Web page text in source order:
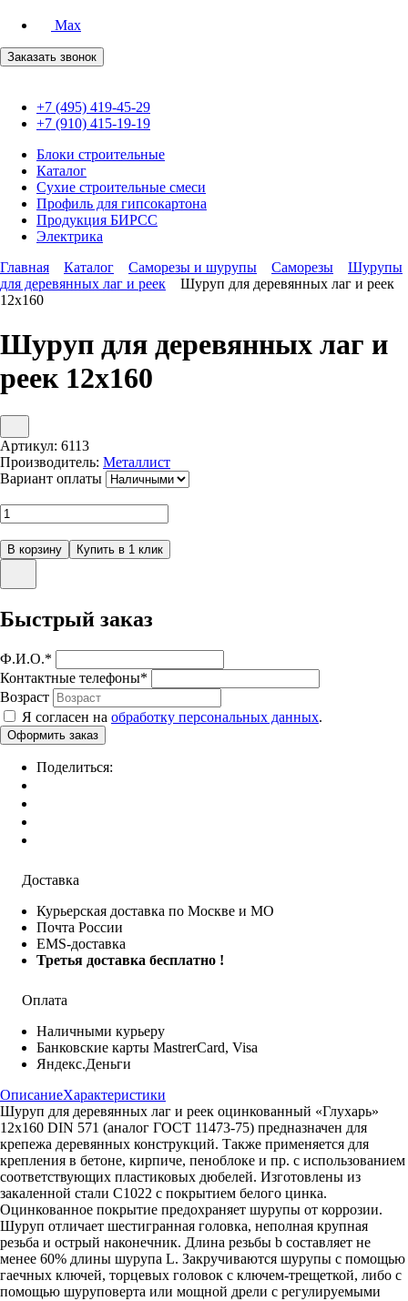
Max
Заказать звонок
+7 (495) 419-45-29
+7 (910) 415-19-19
Блоки строительные
Каталог
Сухие строительные смеси
Профиль для гипсокартона
Продукция БИРСС
Электрика
Главная
Каталог Саморезы и шурупы Саморезы
Шурупы
для деревянных лаг и реек
Шуруп для деревянных лаг и реек
12х160
Шуруп для деревянных лаг и
реек 12х160
Артикул: 6113
Производитель: Металлист
Вариант оплаты
Быстрый заказ
Ф.И.О.*
Контактные телефоны*
Возраст
Я согласен на обработку персональных данных.
Поделиться:
Доставка
Курьерская доставка по Москве и МО
Почта России
EMS-доставка
Третья доставка бесплатно !
Оплата
Наличными курьеру
Банковские карты MastrerCard, Visa
Яндекс.Деньги
ОписаниеХарактеристики
Шуруп для деревянных лаг и реек оцинкованный «Глухарь»
12х160 DIN 571 (аналог ГОСТ 11473-75) предназначен для
крепежа деревянных конструкций. Также применяется для
крепления в бетоне, кирпиче, пеноблоке и пр. с использованием
соответствующих пластиковых дюбелей. Изготовлены из
закаленной стали С1022 с покрытием белого цинка.
Оцинкованное покрытие предохраняет шурупы от коррозии.
Шуруп отличает шестигранная головка, неполная крупная
резьба и острый наконечник. Длина резьбы b составляет не
менее 60% длины шурупа L. Закручиваются шурупы с помощью
гаечных ключей, торцевых головок с ключем-трещеткой, либо с
помощью шуруповерта или мощной дрели с регулируемыми